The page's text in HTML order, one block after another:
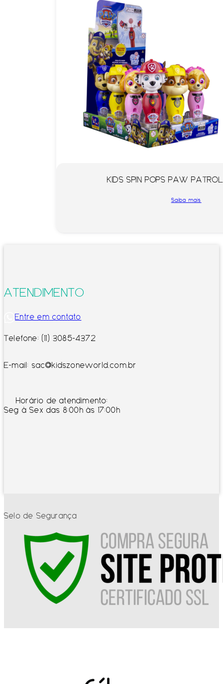
KIDS SPIN POPS PAW
Saiba mais
ATENDIMENTO
Entre em contato
Telefone: (11) 3085-4372
E-mail: sac@kidszoneworld.com.br
Horário de atendimento:
Seg à Sex das 8:00h às 17:00h
Selo de Segurança